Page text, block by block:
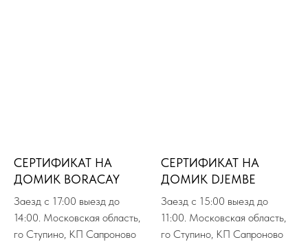
СЕРТИФИКАТ НА
ДОМИК BORACAY
Заезд с 17:00 выезд до
14:00. Московская область,
го Ступино, КП Сапроново
СЕРТИФИКАТ НА
ДОМИК DJEMBE
Заезд с 15:00 выезд до
11:00. Московская область,
го Ступино, КП Сапроново